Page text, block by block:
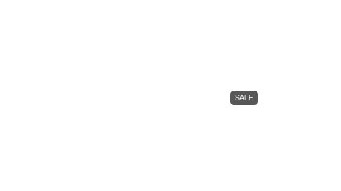
SALE